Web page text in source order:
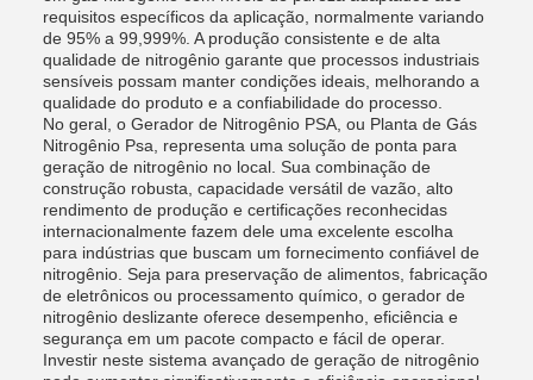
requisitos específicos da aplicação, normalmente variando
de 95% a 99,999%. A produção consistente e de alta
qualidade de nitrogênio garante que processos industriais
sensíveis possam manter condições ideais, melhorando a
qualidade do produto e a confiabilidade do processo.
No geral, o Gerador de Nitrogênio PSA, ou Planta de Gás
Nitrogênio Psa, representa uma solução de ponta para
geração de nitrogênio no local. Sua combinação de
construção robusta, capacidade versátil de vazão, alto
rendimento de produção e certificações reconhecidas
internacionalmente fazem dele uma excelente escolha
para indústrias que buscam um fornecimento confiável de
nitrogênio. Seja para preservação de alimentos, fabricação
de eletrônicos ou processamento químico, o gerador de
nitrogênio deslizante oferece desempenho, eficiência e
segurança em um pacote compacto e fácil de operar.
Investir neste sistema avançado de geração de nitrogênio